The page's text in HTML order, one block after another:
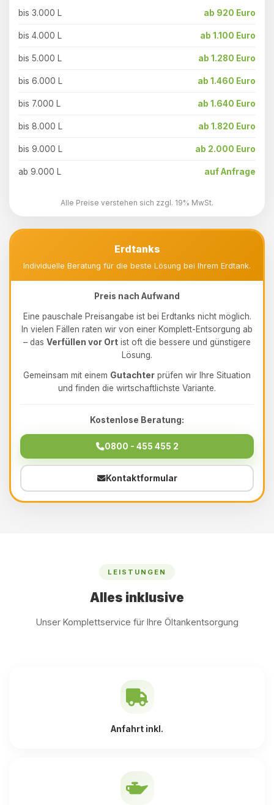
bis 3.000 L ab 920 Euro
bis 4.000 L ab 1.100 Euro
bis 5.000 L ab 1.280 Euro
bis 6.000 L ab 1.460 Euro
bis 7.000 L ab 1.640 Euro
bis 8.000 L ab 1.820 Euro
bis 9.000 L ab 2.000 Euro
ab 9.000 L auf Anfrage
Alle Preise verstehen sich zzgl. 19% MwSt.
Erdtanks
Individuelle Beratung für die beste Lösung bei Ihrem Erdtank.
Preis nach Aufwand
Eine pauschale Preisangabe ist bei Erdtanks nicht möglich.
In vielen Fällen raten wir von einer Komplett-Entsorgung ab
– das Verfüllen vor Ort ist oft die bessere und günstigere
Lösung.
Gemeinsam mit einem Gutachter prüfen wir Ihre Situation
und finden die wirtschaftlichste Variante.
Kostenlose Beratung:
0800 - 455 455 2
Kontaktformular
LEISTUNGEN
Alles inklusive
Unser Komplettservice für Ihre Öltankentsorgung
Anfahrt inkl.